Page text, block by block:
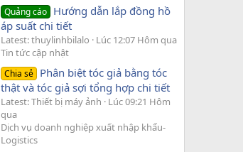
Quảng cáo Hướng dẫn lắp đồng hồ
áp suất chi tiết
Latest: thuylinhbilalo
Lúc 12:07 Hôm qua
Tin tức cập nhật
Chia sẻ Phân biệt tóc giả bằng tóc
thật và tóc giả sợi tổng hợp chi tiết
Latest: Thiết bị máy ảnh
Lúc 09:21 Hôm
qua
Dịch vụ doanh nghiệp xuất nhập khẩu-
Logistics